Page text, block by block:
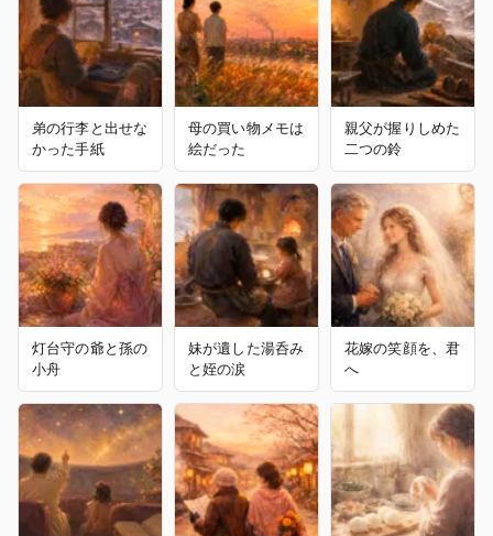
弟の行李と出せな
かった手紙
母の買い物メモは
絵だった
親父が握りしめた
二つの鈴
灯台守の爺と孫の
小舟
妹が遺した湯呑み
と姪の涙
花嫁の笑顔を、君
へ